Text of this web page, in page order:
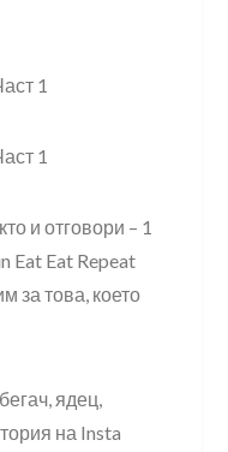
1
1
и отговори – 1
Eat Eat Repeat
за това, което
ядец,
на Insta